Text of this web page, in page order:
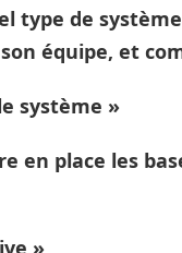
type de
équipe, et
système »
en place les
»